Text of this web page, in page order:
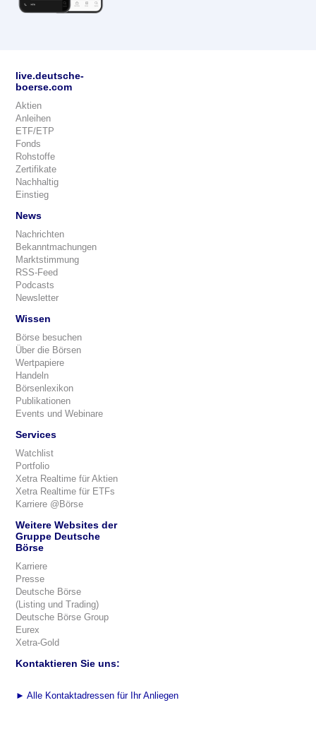
live.deutsche-
boerse.com
Aktien
Anleihen
ETF/ETP
Fonds
Rohstoffe
Zertifikate
Nachhaltig
Einstieg
News
Nachrichten
Bekanntmachungen
Marktstimmung
RSS-Feed
Podcasts
Newsletter
Wissen
Börse besuchen
Über die Börsen
Wertpapiere
Handeln
Börsenlexikon
Publikationen
Events und Webinare
Services
Watchlist
Portfolio
Xetra Realtime für Aktien
Xetra Realtime für ETFs
Karriere @Börse
Weitere Websites der
Gruppe Deutsche
Börse
Karriere
Presse
Deutsche Börse
(Listing und Trading)
Deutsche Börse Group
Eurex
Xetra-Gold
Kontaktieren Sie uns:
► Alle Kontaktadressen für Ihr Anliegen